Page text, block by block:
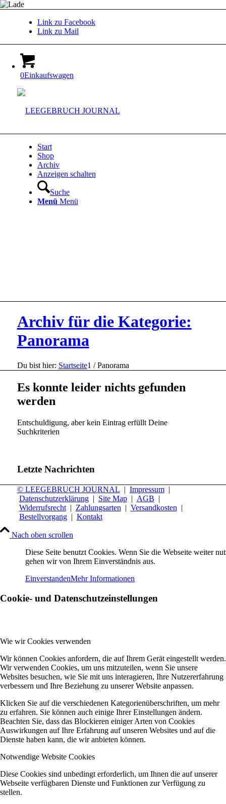
Link zu Facebook
Link zu Mail
0Einkaufswagen
Start
Shop
Archiv
Anzeigen schalten
Suche
Menü Menü
Archiv für die Kategorie:
Panorama
Du bist hier: Startseite1 / Panorama
Es konnte leider nichts gefunden
werden
Entschuldigung, aber kein Eintrag erfüllt Deine
Suchkriterien
Letzte Nachrichten
© LEEGEBRUCH JOURNAL | Impressum|
Datenschutzerklärung| Site Map| AGB |
Widerrufsrecht| Zahlungsarten | Versandkosten |
Bestellvorgang| Kontakt
Nach oben scrollen
Diese Seite benutzt Cookies. Wenn Sie die Webseite weiter
gehen wir von Ihrem Einverständnis aus.
EinverstandenMehr Informationen
Cookie- und Datenschutzeinstellungen
Wie wir Cookies verwenden
Wir können Cookies anfordern, die auf Ihrem Gerät eingestellt werden.
Wir verwenden Cookies, um uns mitzuteilen, wenn Sie unsere
Websites besuchen, wie Sie mit uns interagieren, Ihre Nutzererfahrung
verbessern und Ihre Beziehung zu unserer Website anpassen.
Klicken Sie auf die verschiedenen Kategorienüberschriften, um mehr
zu erfahren. Sie können auch einige Ihrer Einstellungen ändern.
Beachten Sie, dass das Blockieren einiger Arten von Cookies
Auswirkungen auf Ihre Erfahrung auf unseren Websites und auf die
Dienste haben kann, die wir anbieten können.
Notwendige Website Cookies
Diese Cookies sind unbedingt erforderlich, um Ihnen die auf unserer
Webseite verfügbaren Dienste und Funktionen zur Verfügung zu
stellen.